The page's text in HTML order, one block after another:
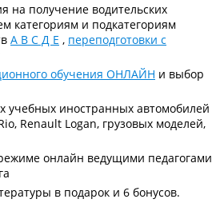
на получение водительских
категориям и подкатегориям
А В С Д Е , переподготовки с
обучения ОНЛАЙН и выбор
учебных иностранных автомобилей
Renault Logan, грузовых моделей,
онлайн ведущими педагогами
в подарок и 6 бонусов.